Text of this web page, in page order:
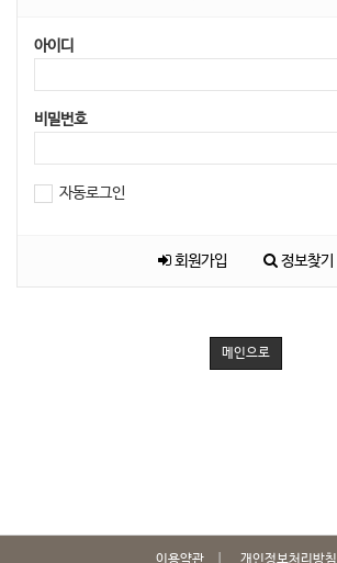
아이디
비밀번호
자동로그인
회원가입 정보찾기
메인으로
이용약관 개인정보처리방침